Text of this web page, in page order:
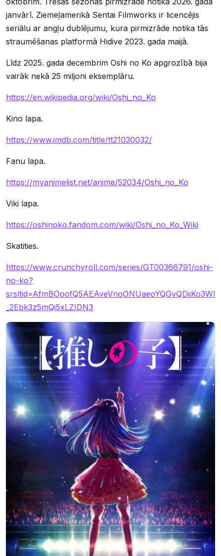
janvārī. Ziemeļamerikā Sentai Filmworks ir licencējis
seriālu ar angļu dublējumu, kura pirmizrāde notika tās
straumēšanas platformā Hidive 2023. gada maijā.
Līdz 2025. gada decembrim Oshi no Ko apgrozībā bija
vairāk nekā 25 miljoni eksemplāru.
https://en.wikipedia.org/wiki/Oshi_no_Ko
Kino lapa.
https://www.imdb.com/title/tt21030032/
Fanu lapa.
https://myanimelist.net/anime/52034/Oshi_no_Ko
Viki lapa.
https://oshinoko.fandom.com/wiki/Oshi_no_Ko_Wiki
Skatities.
https://www.crunchyroll.com/series/GT00366791/oshi-
no-ko?
srsltid=AfmBOoofQ5AEAveVnoONUaeoYQGvQDiiKo3Wl
_2Ebk3z5mQi5xLZIDN3